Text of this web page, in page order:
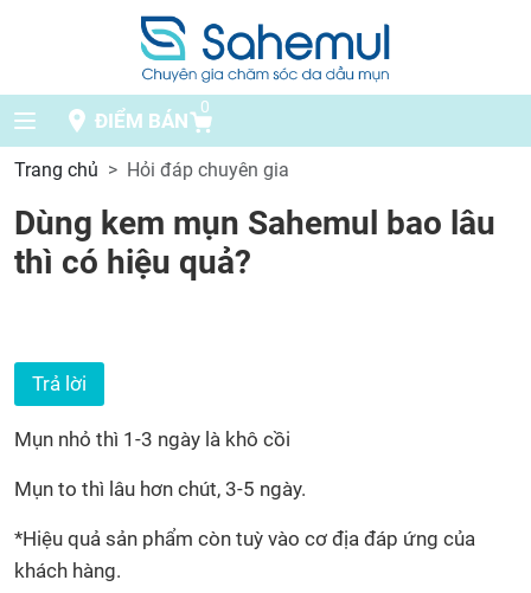
ĐIỂM BÁN
0
Trang chủ Hỏi đáp chuyên gia
Dùng kem mụn Sahemul bao lâu
thì có hiệu quả?
Trả lời
Mụn nhỏ thì 1-3 ngày là khô cồi
Mụn to thì lâu hơn chút, 3-5 ngày.
*Hiệu quả sản phẩm còn tuỳ vào cơ địa đáp ứng của
khách hàng.